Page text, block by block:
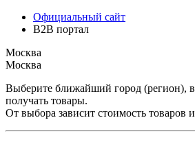
Официальный сайт
B2B портал
Москва
Москва
Выберите ближайший город (регион), в
получать товары.
От выбора зависит стоимость товаров